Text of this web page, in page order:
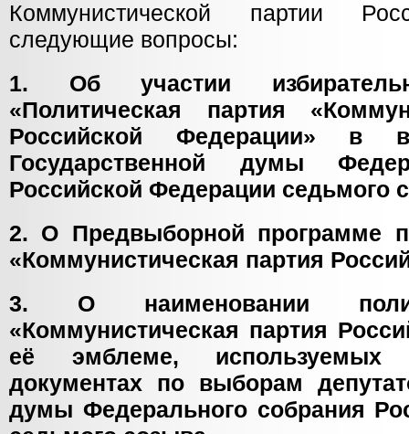
Коммунистической партии
следующие вопросы:
1. Об участии
«Политическая партия
Российской Федерации» в
Государственной думы
Российской Федерации седьмого
2. О Предвыборной программе
«Коммунистическая партия
3. О наименовании
«Коммунистическая партия
её эмблеме, используемых
документах по выборам
думы Федерального собрания